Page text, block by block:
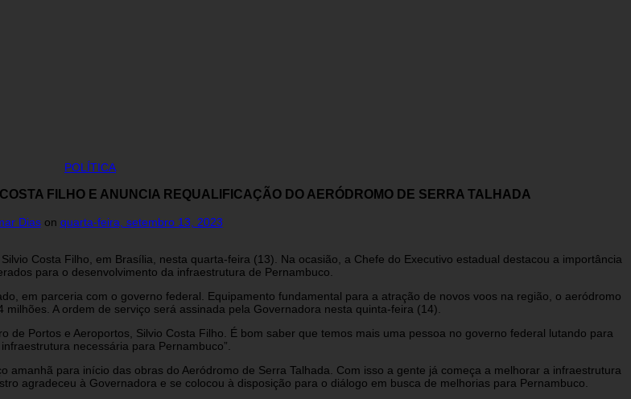
POLÍTICA
FILHO E ANUNCIA REQUALIFICAÇÃO DO AERÓDROMO DE SERRA TALHADA
Dias on quarta-feira, setembro 13, 2023
Costa Filho, em Brasília, nesta quarta-feira (13). Na ocasião, a Chefe do Executivo estadual destacou a importância
para o desenvolvimento da infraestrutura de Pernambuco.
em parceria com o governo federal. Equipamento fundamental para a atração de novos voos na região, o aeródromo
A ordem de serviço será assinada pela Governadora nesta quinta-feira (14).
Portos e Aeroportos, Silvio Costa Filho. É bom saber que temos mais uma pessoa no governo federal lutando para
necessária para Pernambuco”.
para início das obras do Aeródromo de Serra Talhada. Com isso a gente já começa a melhorar a infraestrutura
agradeceu à Governadora e se colocou à disposição para o diálogo em busca de melhorias para Pernambuco.